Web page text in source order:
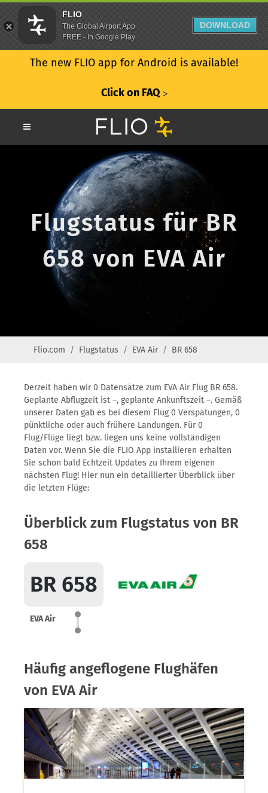
The new FLIO app for Android is available!
Click on FAQ ᐳ
Flugstatus für BR
658 von EVA Air
Flio.com Flugstatus EVA Air BR 658
Derzeit haben wir 0 Datensätze zum EVA Air Flug BR 658.
Geplante Abflugzeit ist –, geplante Ankunftszeit –. Gemäß
unserer Daten gab es bei diesem Flug 0 Verspätungen, 0
pünktliche oder auch frühere Landungen. Für 0
Flug/Flüge liegt bzw. liegen uns keine vollständigen
Daten vor. Wenn Sie die FLIO App installieren erhalten
Sie schon bald Echtzeit Updates zu Ihrem eigenen
nächsten Flug! Hier nun ein detaillierter Überblick über
die letzten Flüge:
Überblick zum Flugstatus von BR
658
BR 658
EVA Air
Häufig angeflogene Flughäfen
von EVA Air
FLIO
The Global Airport App
FREE - In Google Play
DOWNLOAD